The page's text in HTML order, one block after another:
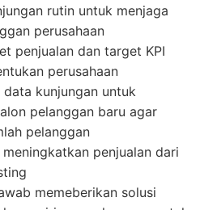
rutin untuk menjaga
perusahaan
penjualan dan target KPI
perusahaan
data kunjungan untuk
pelanggan baru agar
pelanggan
penjualan dari
memeberikan solusi